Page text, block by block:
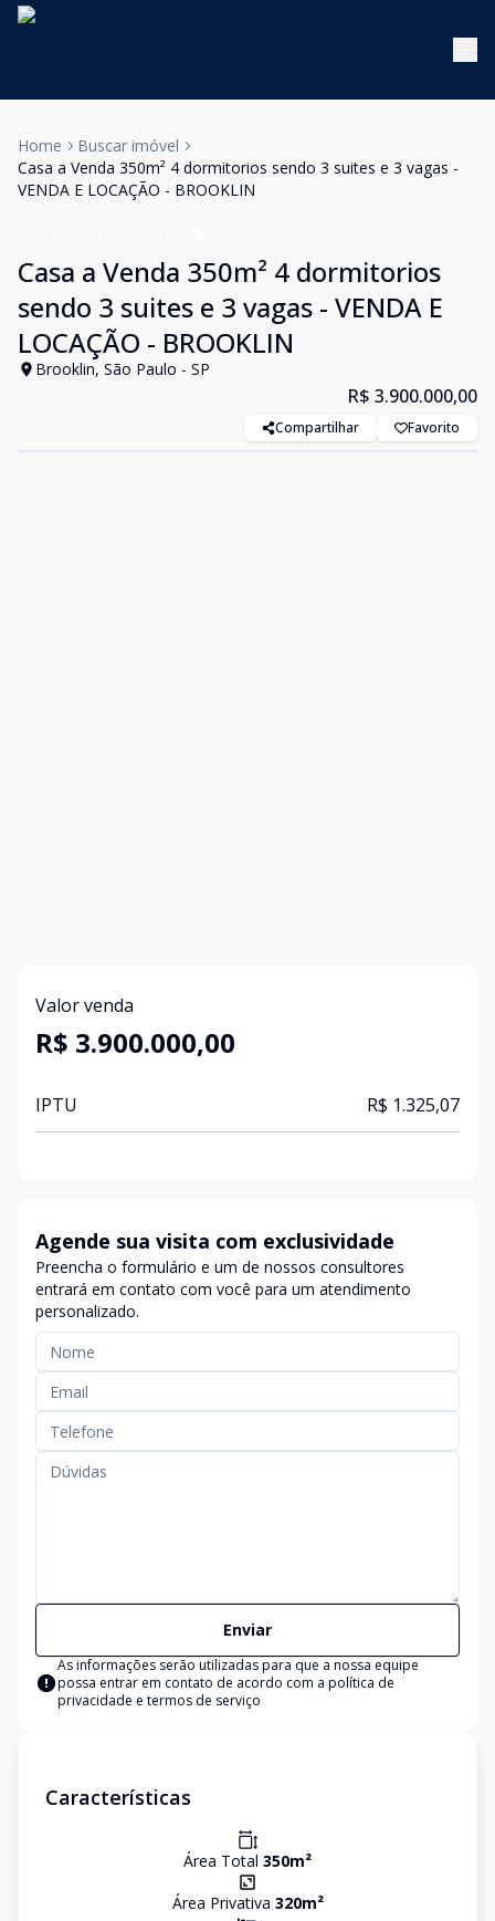
Home
Buscar imóvel
Casa a Venda 350m² 4 dormitorios sendo 3 suites e 3 vagas -
VENDA E LOCAÇÃO - BROOKLIN
Casa a Venda 350m² 4 dormitorios
sendo 3 suites e 3 vagas - VENDA E
LOCAÇÃO - BROOKLIN
Brooklin, São Paulo - SP
R$ 3.900.000,00
Compartilhar Favorito
Valor venda
R$ 3.900.000,00
IPTU R$ 1.325,07
Agende sua visita com exclusividade
Preencha o formulário e um de nossos consultores
entrará em contato com você para um atendimento
personalizado.
Enviar
As informações serão utilizadas para que a nossa equipe
possa entrar em contato de acordo com a política de
privacidade e termos de serviço
Características
Área Total 350m²
Área Privativa 320m²